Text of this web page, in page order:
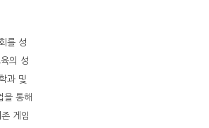
를 성
의 성
과 및
을 통해
게임